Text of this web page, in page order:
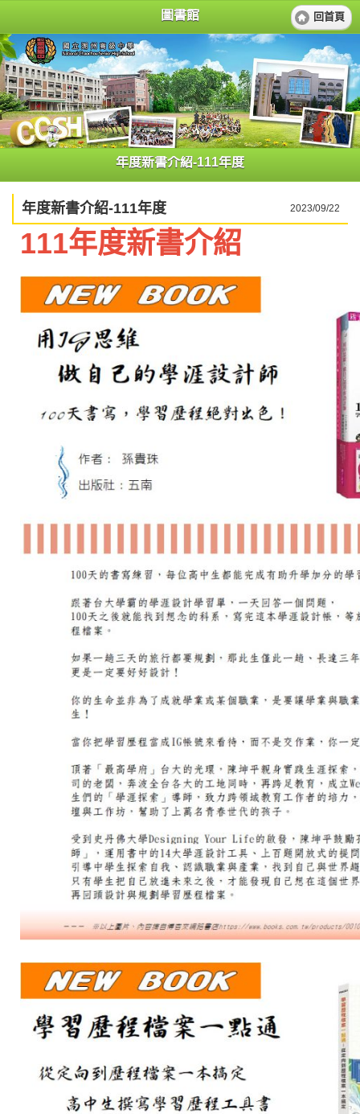
圖書館 回首頁
年度新書介紹-111年度
年度新書介紹-111年度 2023/09/22
111年度新書介紹